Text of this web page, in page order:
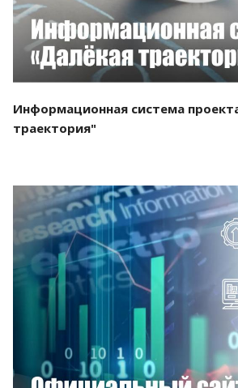
Информационная система
траектория"
Смотреть проект